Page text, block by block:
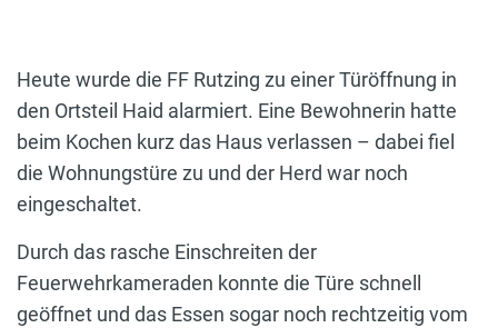
Heute wurde die FF Rutzing zu einer Türöffnung in
den Ortsteil Haid alarmiert. Eine Bewohnerin hatte
beim Kochen kurz das Haus verlassen – dabei fiel
die Wohnungstüre zu und der Herd war noch
eingeschaltet.
Durch das rasche Einschreiten der
Feuerwehrkameraden konnte die Türe schnell
geöffnet und das Essen sogar noch rechtzeitig vom